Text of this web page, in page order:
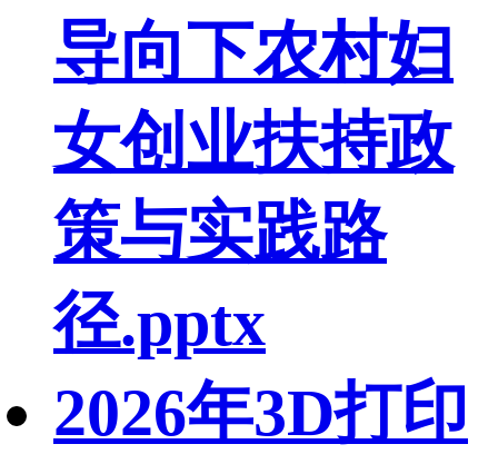
导向下农村妇
女创业扶持政
策与实践路
径.pptx
2026年3D打印